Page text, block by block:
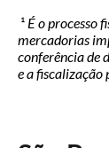
¹ É o processo
mercadorias
conferência de
e a fiscalização